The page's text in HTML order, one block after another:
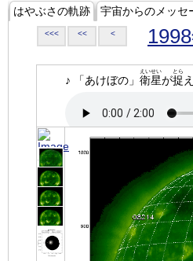
はやぶさの軌跡 宇宙からのメッセ
<<< << <
♪ 「あけぼの」 衛星
えいせい
が捉
とら